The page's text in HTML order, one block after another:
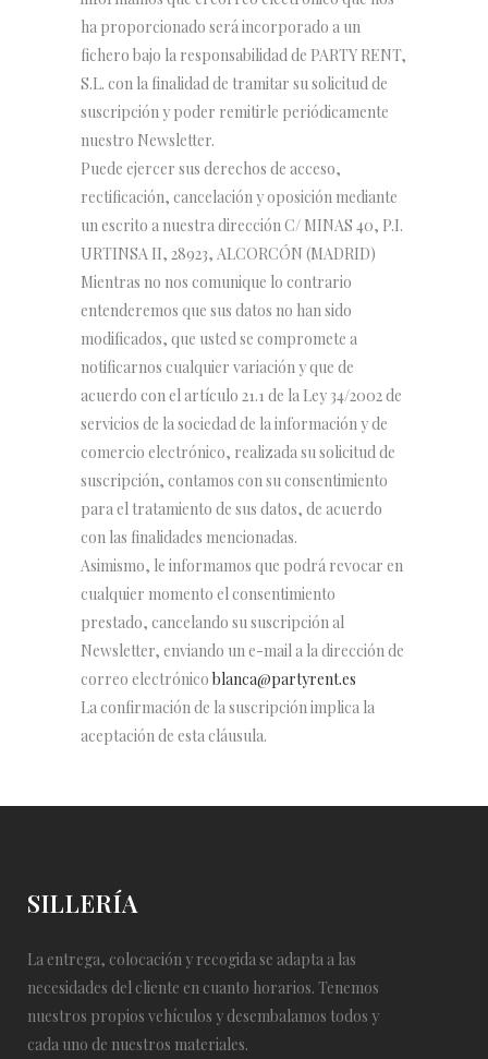
ha proporcionado será incorporado a un
fichero bajo la responsabilidad de PARTY RENT,
S.L. con la finalidad de tramitar su solicitud de
suscripción y poder remitirle periódicamente
nuestro Newsletter.
Puede ejercer sus derechos de acceso,
rectificación, cancelación y oposición mediante
un escrito a nuestra dirección C/ MINAS 40, P.I.
URTINSA II, 28923, ALCORCÓN (MADRID)
Mientras no nos comunique lo contrario
entenderemos que sus datos no han sido
modificados, que usted se compromete a
notificarnos cualquier variación y que de
acuerdo con el artículo 21.1 de la Ley 34/2002 de
servicios de la sociedad de la información y de
comercio electrónico, realizada su solicitud de
suscripción, contamos con su consentimiento
para el tratamiento de sus datos, de acuerdo
con las finalidades mencionadas.
Asimismo, le informamos que podrá revocar en
cualquier momento el consentimiento
prestado, cancelando su suscripción al
Newsletter, enviando un e-mail a la dirección de
correo electrónico blanca@partyrent.es
La confirmación de la suscripción implica la
aceptación de esta cláusula.
SILLERÍA
La entrega, colocación y recogida se adapta a las
necesidades del cliente en cuanto horarios. Tenemos
nuestros propios vehículos y desembalamos todos y
cada uno de nuestros materiales.